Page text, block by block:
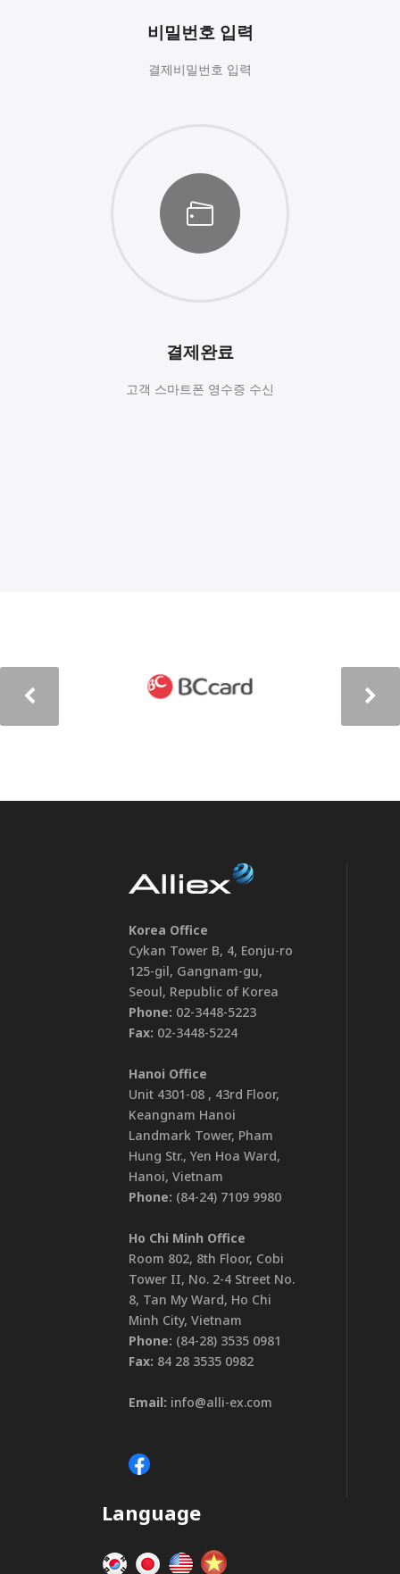
비밀번호 입력
결제비밀번호 입력
결제완료
고객 스마트폰 영수증 수신
Korea Office
Cykan Tower B, 4, Eonju-ro
125-gil, Gangnam-gu,
Seoul, Republic of Korea
Phone: 02-3448-5223
Fax: 02-3448-5224
Hanoi Office
Unit 4301-08 , 43rd Floor,
Keangnam Hanoi
Landmark Tower, Pham
Hung Str., Yen Hoa Ward,
Hanoi, Vietnam
Phone: (84-24) 7109 9980
Ho Chi Minh Office
Room 802, 8th Floor, Cobi
Tower II, No. 2-4 Street No.
8, Tan My Ward, Ho Chi
Minh City, Vietnam
Phone: (84-28) 3535 0981
Fax: 84 28 3535 0982
Email: info@alli-ex.com
Language